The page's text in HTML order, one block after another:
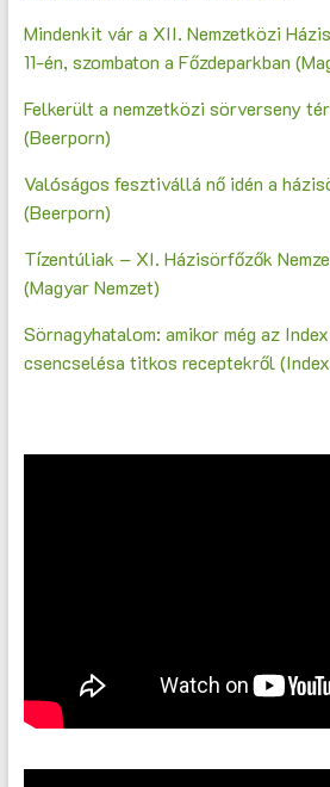
Mindenkit vár a XII. Nemzetközi
11-én, szombaton a Főzdeparkban
Felkerült a nemzetközi sörverseny
(Beerporn)
Valóságos fesztivállá nő idén a
(Beerporn)
Tízentúliak – XI. Házisörfőzők
(Magyar Nemzet)
Sörnagyhatalom: amikor még az
csencselésa titkos receptekről